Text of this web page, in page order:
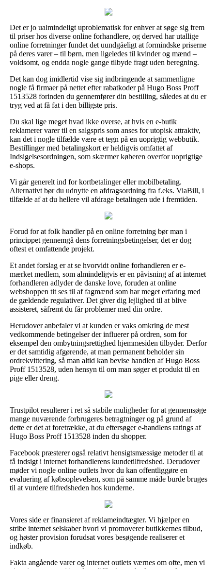
Det er jo ualmindeligt uproblematisk for enhver at søge sig frem
til priser hos diverse online forhandlere, og derved har utallige
online forretninger fundet det uundgåeligt at formindske priserne
på deres varer – til børn, men ligeledes til kvinder og mænd –
voldsomt, og endda nogle gange tilbyde fragt uden beregning.
Det kan dog imidlertid vise sig indbringende at sammenligne
nogle få firmaer på nettet efter rabatkoder på Hugo Boss Proff
1513528 forinden du gennemfører din bestilling, således at du er
tryg ved at få fat i den billigste pris.
Du skal lige meget hvad ikke overse, at hvis en e-butik
reklamerer varer til en salgspris som anses for utopisk attraktiv,
kan det i nogle tilfælde være et tegn på en uoprigtig webbutik.
Bestillinger med betalingskort er heldigvis omfattet af
Indsigelsesordningen, som skærmer køberen overfor uoprigtige
e-shops.
Vi går generelt ind for kortbetalinger eller mobilbetaling.
Alternativt bør du udnytte en afdragsordning fra f.eks. ViaBill, i
tilfælde af at du hellere vil afdrage betalingen ude i fremtiden.
Forud for at folk handler på en online forretning bør man i
princippet gennemgå dens forretningsbetingelser, det er dog
oftest et omfattende projekt.
Et andet forslag er at se hvorvidt online forhandleren er e-
mærket medlem, som almindeligvis er en påvisning af at internet
forhandleren adlyder de danske love, foruden at online
webshoppen tit ses til af fagmænd som har meget erfaring med
de gældende regulativer. Det giver dig lejlighed til at blive
assisteret, såfremt du får problemer med din ordre.
Herudover anbefaler vi at kunden er vaks omkring de mest
vedkommende betingelser der influerer på ordren, som for
eksempel den ombytningsrettighed hjemmesiden tilbyder. Derfor
er det samtidig afgørende, at man permanent beholder sin
ordrekvittering, så man altid kan bevise handlen af Hugo Boss
Proff 1513528, uden hensyn til om man søger et produkt til en
pige eller dreng.
Trustpilot resulterer i ret så stabile muligheder for at gennemsøge
mange nuværende forbrugeres betragtninger og på grund af
dette er det at foretrække, at du eftersøger e-handlens ratings af
Hugo Boss Proff 1513528 inden du shopper.
Facebook præsterer også relativt hensigtsmæssige metoder til at
få indsigt i internet forhandlerens kundetilfredshed. Derudover
møder vi nogle online outlets hvor du kan offentliggøre en
evaluering af købsoplevelsen, som på samme måde burde bruges
til at vurdere tilfredsheden hos kunderne.
Vores side er finansieret af reklameindtægter. Vi hjælper en
stribe internet selskaber hvori vi promoverer butikkernes tilbud,
og høster provision forudsat vores besøgende realiserer et
indkøb.
Fakta angående varer og internet outlets værnes om ofte, men vi